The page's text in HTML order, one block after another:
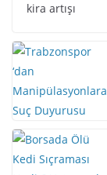
kira artışı